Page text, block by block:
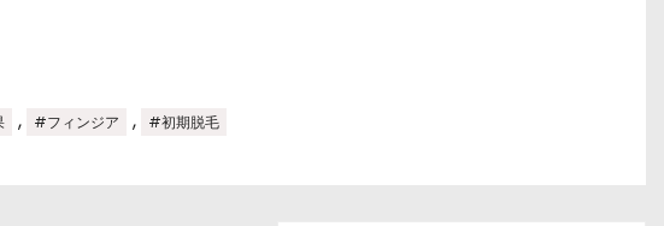
, #フィンジア , #初期脱毛